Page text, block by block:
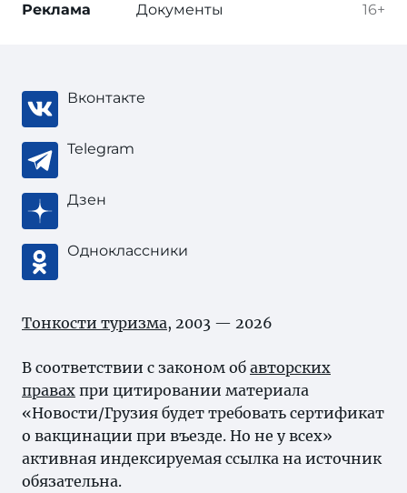
16+
Реклама Документы
Вконтакте
Telegram
Дзен
Одноклассники
Тонкости туризма, 2003 — 2026
В соответствии с законом об авторских
правах при цитировании материала
«Новости/Грузия будет требовать сертификат
о вакцинации при въезде. Но не у всех»
активная индексируемая ссылка на источник
обязательна.